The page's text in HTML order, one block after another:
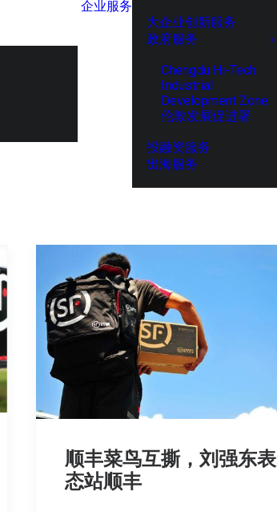
企业服务
大企业创新服务
政府服务
Chengdu Hi-Tech
Industrial
Development Zone
伦敦发展促进署
投融资服务
出海服务
顺丰菜鸟互撕，刘强东表
态站顺丰